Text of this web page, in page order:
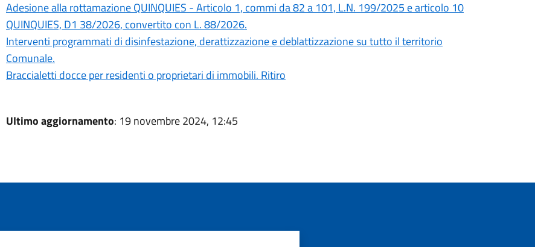
Adesione alla rottamazione QUINQUIES - Articolo 1, commi da 82 a 101, L.N. 199/2025 e articolo 10
QUINQUIES, D1 38/2026, convertito con L. 88/2026.
Interventi programmati di disinfestazione, derattizzazione e deblattizzazione su tutto il territorio
Comunale.
Braccialetti docce per residenti o proprietari di immobili. Ritiro
Ultimo aggiornamento: 19 novembre 2024, 12:45